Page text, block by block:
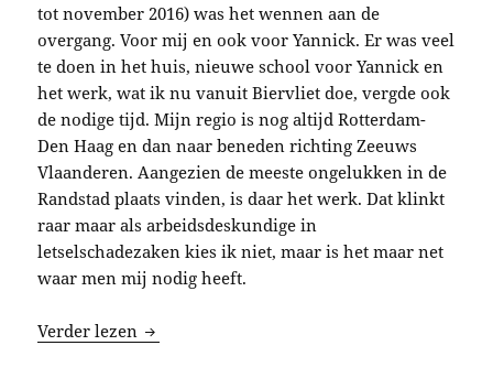
tot november 2016) was het wennen aan de
overgang. Voor mij en ook voor Yannick. Er was veel
te doen in het huis, nieuwe school voor Yannick en
het werk, wat ik nu vanuit Biervliet doe, vergde ook
de nodige tijd. Mijn regio is nog altijd Rotterdam-
Den Haag en dan naar beneden richting Zeeuws
Vlaanderen. Aangezien de meeste ongelukken in de
Randstad plaats vinden, is daar het werk. Dat klinkt
raar maar als arbeidsdeskundige in
letselschadezaken kies ik niet, maar is het maar net
waar men mij nodig heeft.
Verder lezen Karin op weg naar Winschoten